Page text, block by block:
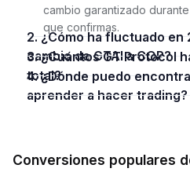
cambio garantizado
que confirmas.
2. ¿Cómo ha fluctuado en 24 horas el tipo de
cambio de GTAI a COP?
3. ¿Cuántos GT Protocol hay disponibles en
total?
4. ¿Dónde puedo encontrar recursos para
aprender a hacer trading?
Conversiones populares